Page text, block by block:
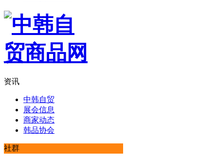
资讯
中韩自贸
展会信息
商家动态
韩品协会
社群